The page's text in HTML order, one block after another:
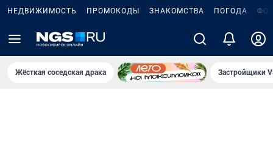
НЕДВИЖИМОСТЬ ПРОМОКОДЫ ЗНАКОМСТВА ПОГОДА
Жёсткая соседская драка Застройщики